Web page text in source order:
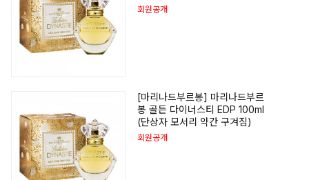
회원공개
[마리나드부르봉] 마리나드부르
봉 골든 다이너스티 EDP 100ml
(단상자 모서리 약간 구겨짐)
회원공개